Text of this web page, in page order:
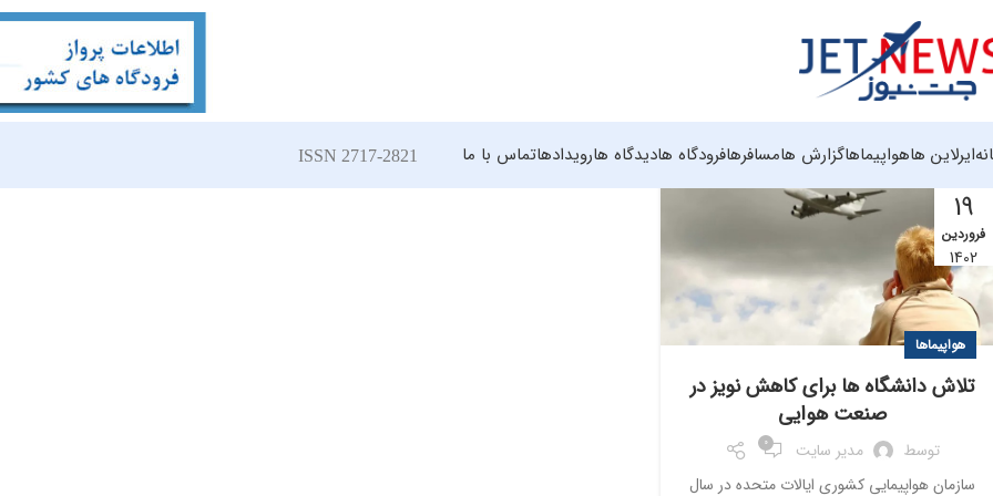
ایرلاین هاهواپیماهاگزارش هامسافرهافرودگاه هادیدگاه هارویدادهاتماس با ما ISSN 2717-2821
19
فروردین
1402
هواپیماها
تلاش دانشگاه ها برای کاهش نویز در
صنعت هوایی
توسط مدیر سایت 0
سازمان هواپیمایی کشوری ایالات متحده در سال